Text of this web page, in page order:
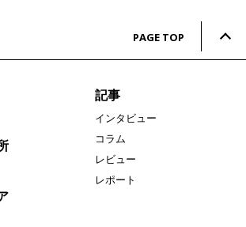
PAGE TOP
記事
インタビュー
コラム
レビュー
レポート